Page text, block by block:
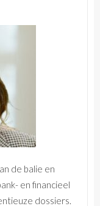
de balie en
en financieel
dossiers.